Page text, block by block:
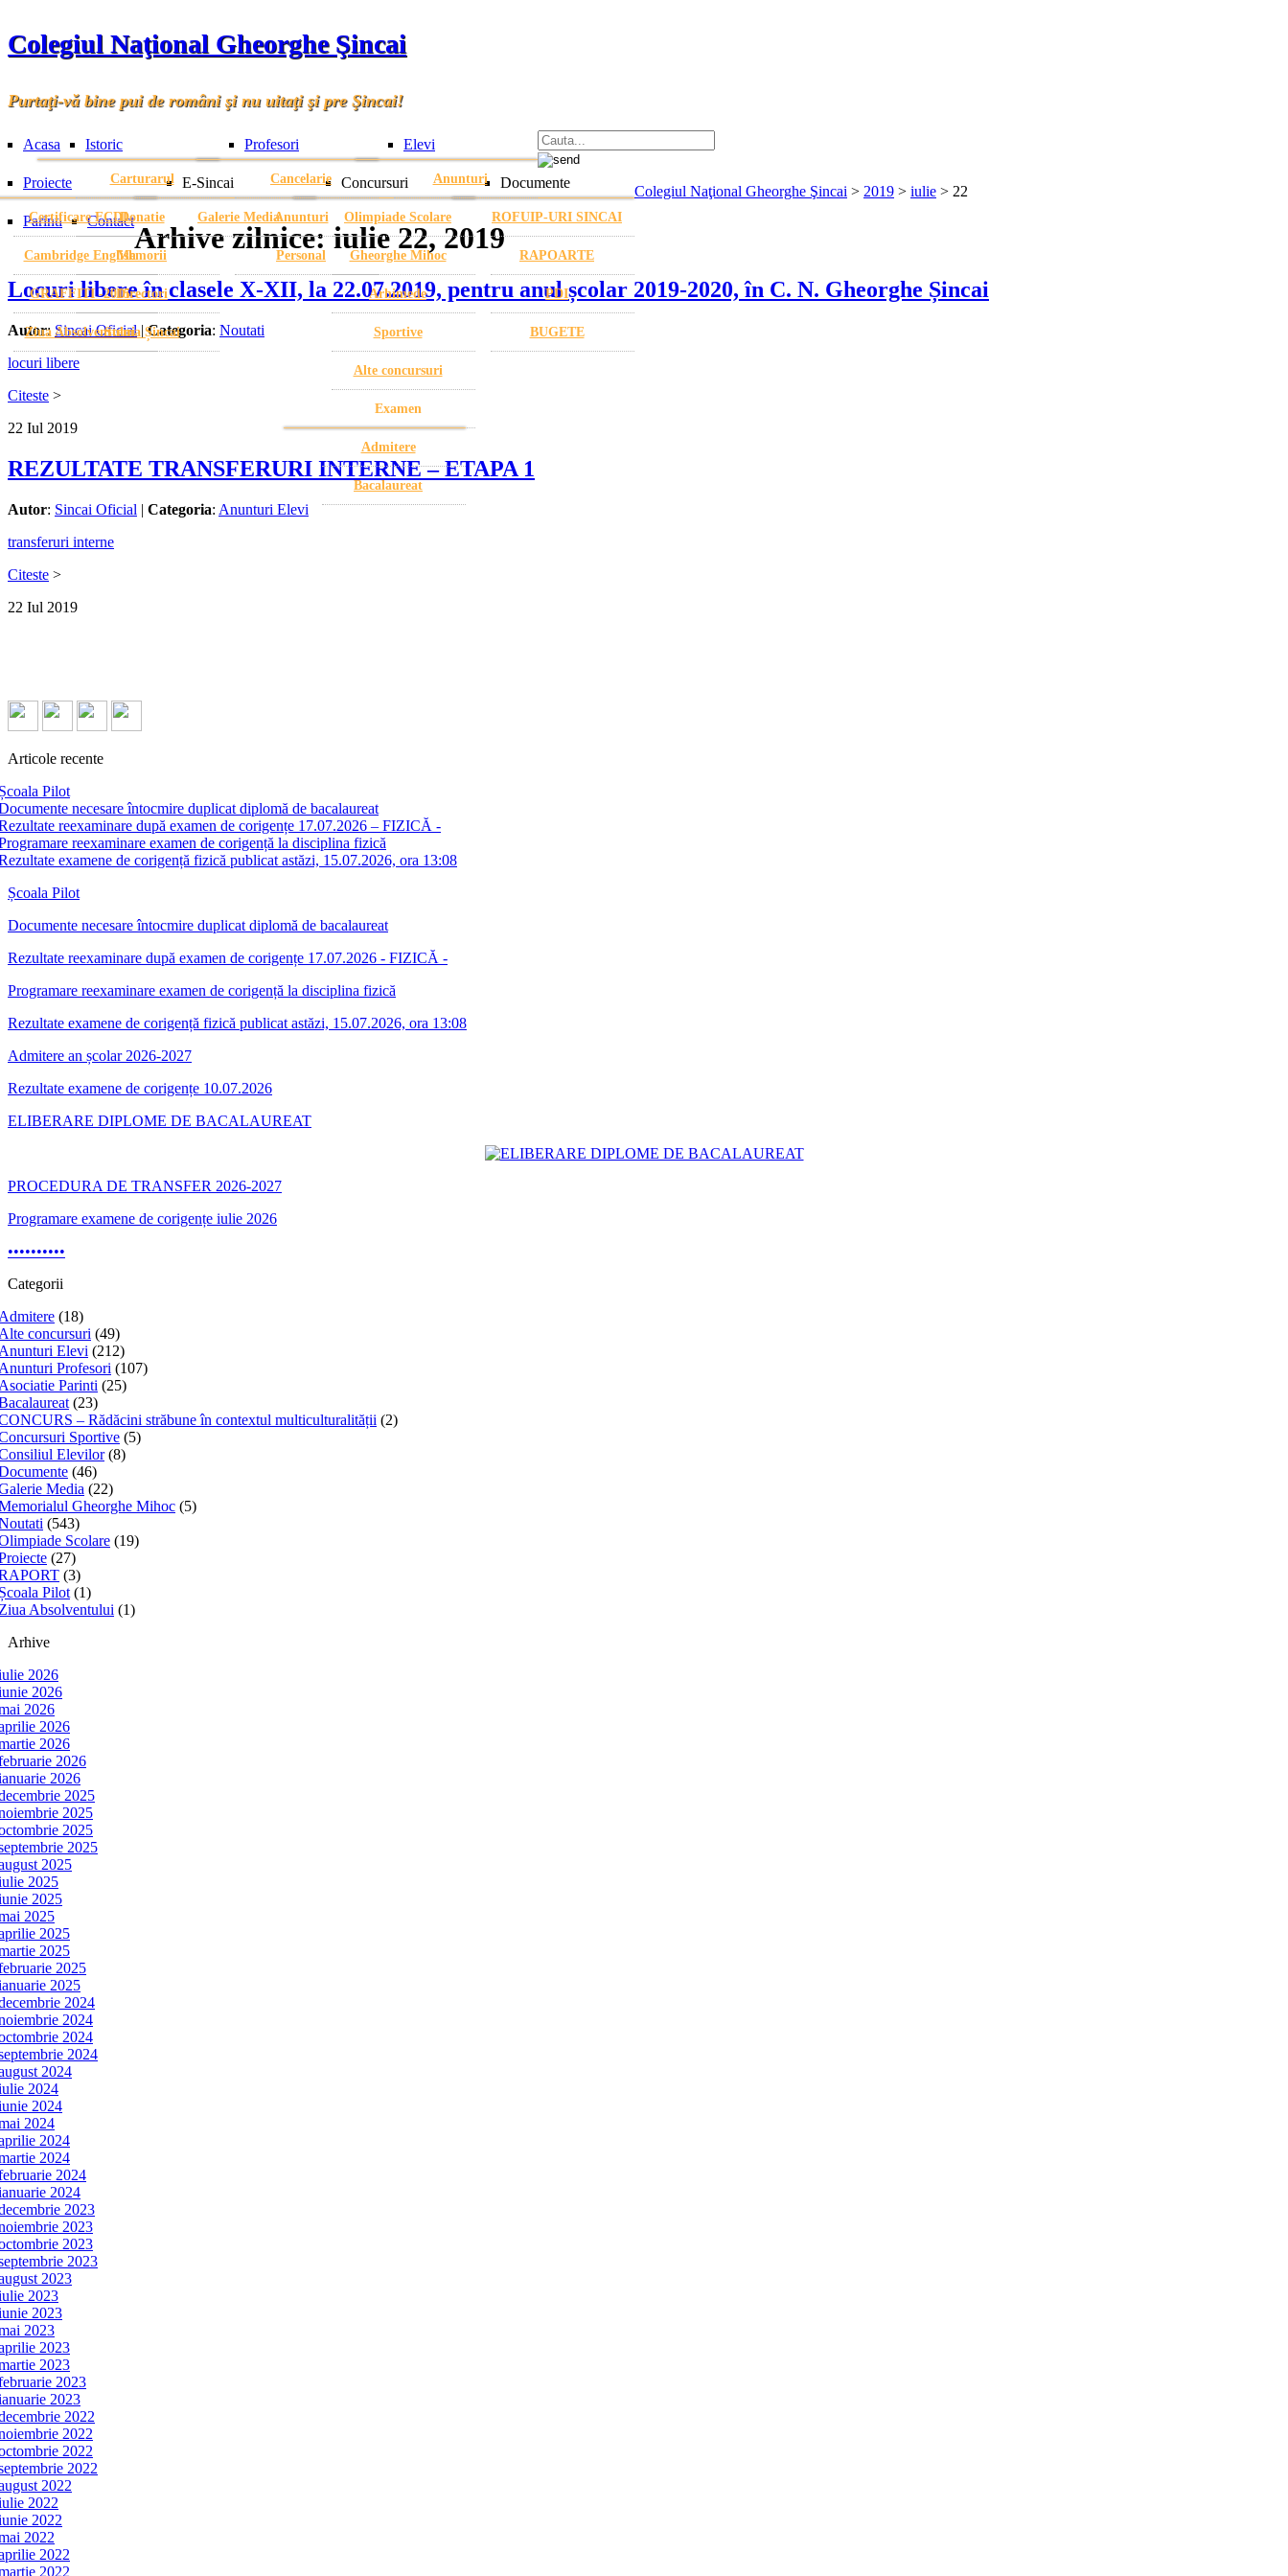
Colegiul Naţional Gheorghe Şincai
Purtaţi-vă bine pui de români şi nu uitaţi şi pre Şincai!
Acasa Istoric
Carturarul
Donatie
Memorii
Directori
Stema Șincai
Profesori
Cancelarie
Anunturi
Personal
Elevi
Anunturi
Proiecte
Certificare ECDL
Cambridge English
GRAFFITI -2015
Ziua Absolventului
E-Sincai
Galerie Media
Concursuri
Olimpiade Scolare
Gheorghe Mihoc
Arhimede
Sportive
Alte concursuri
Examen
Admitere
Bacalaureat
Documente
ROFUIP-URI SINCAI
RAPOARTE
PDI
BUGETE
Parinti Contact
Colegiul Naţional Gheorghe Şincai > 2019 > iulie > 22
Arhive zilnice:iulie 22, 2019
Locuri libere în clasele X-XII, la 22.07.2019, pentru anul școlar 2019-2020, în C. N. Gheorghe Șincai
Autor: Sincai Oficial|Categoria: Noutati
locuri libere
Citeste >
22 Iul 2019
REZULTATE TRANSFERURI INTERNE – ETAPA 1
Autor: Sincai Oficial | Categoria: Anunturi Elevi
transferuri interne
Citeste >
22 Iul 2019
Articole recente
Pilot
necesare întocmire duplicat diplomă de bacalaureat
reexaminare după examen de corigențe 17.07.2026 – FIZICĂ -
reexaminare examen de corigență la disciplina fizică
examene de corigență fizică publicat astăzi, 15.07.2026, ora 13:08
Școala Pilot
Documente necesare întocmire duplicat diplomă de bacalaureat
Rezultate reexaminare după examen de corigențe 17.07.2026 - FIZICĂ -
Programare reexaminare examen de corigență la disciplina fizică
Rezultate examene de corigență fizică publicat astăzi, 15.07.2026, ora 13:08
Admitere an școlar 2026-2027
Rezultate examene de corigențe 10.07.2026
ELIBERARE DIPLOME DE BACALAUREAT
PROCEDURA DE TRANSFER 2026-2027
Programare examene de corigențe iulie 2026
••••••••••
Categorii
(18)
concursuri (49)
Elevi (212)
Profesori (107)
Parinti (25)
(23)
– Rădăcini străbune în contextul multiculturalității (2)
Sportive (5)
Elevilor(8)
(46)
Media (22)
Gheorghe Mihoc (5)
(543)
Scolare (19)
(27)
(3)
Pilot (1)
Absolventului (1)
Arhive
2026
2026
2026
2026
2026
2026
2026
2025
2025
2025
2025
2025
2025
2025
2025
2025
2025
2025
2025
2024
2024
2024
2024
2024
2024
2024
2024
2024
2024
2024
2024
2023
2023
2023
2023
2023
2023
2023
2023
2023
2023
2023
2023
2022
2022
2022
2022
2022
2022
2022
2022
2022
2022